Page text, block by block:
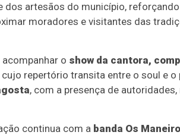
artesãos do município,
moradores e visitantes das
o show da cantora,
repertório transita entre o soul e o
, com a presença de
continua com a banda Os